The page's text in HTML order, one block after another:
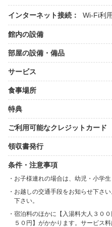
インターネット接続： Wi-Fi利
館内の設備
部屋の設備・備品
サービス
食事場所
特典
ご利用可能なクレジットカード
領収書発行
条件・注意事項
お子様連れの場合は、幼児・小学
お越しの交通手段をお知らせ下さ
下さい。
宿泊料のほかに【入湯料大人３０
５０円】がかかります。サービス料